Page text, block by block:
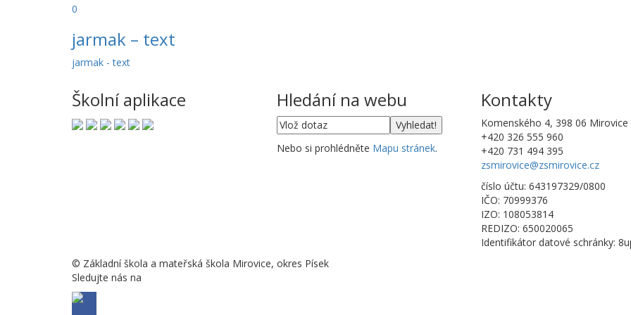
0
jarmak – text
jarmak - text
Školní aplikace Hledání na webu
Nebo si prohlédněte Mapu stránek.
Kontakty
Komenského 4, 398 06 Mirovice
+420 326 555 960
+420 731 494 395
zsmirovice@zsmirovice.cz
číslo účtu: 643197329/0800
IČO: 70999376
IZO: 108053814
REDIZO: 650020065
Identifikátor datové schránky:
© Základní škola a mateřská škola Mirovice, okres Písek
Sledujte nás na